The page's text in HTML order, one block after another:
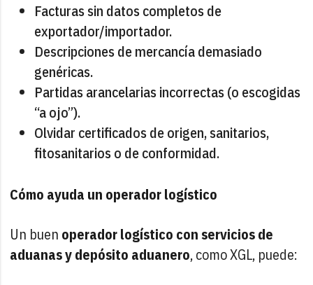
Facturas sin datos completos de
exportador/importador.
Descripciones de mercancía demasiado
genéricas.
Partidas arancelarias incorrectas (o escogidas
“a ojo”).
Olvidar certificados de origen, sanitarios,
fitosanitarios o de conformidad.
Cómo ayuda un operador logístico
Un buen operador logístico con servicios de
aduanas y depósito aduanero, como XGL, puede: